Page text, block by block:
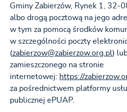
Gminy Zabierzów, Rynek 1, 32-
albo drogą pocztową na jego
w tym za pomocą środków
w szczególności poczty
(zabierzow@zabierzow.org.pl)
zamieszczonego na stronie
internetowej: https://
za pośrednictwem platformy
publicznej ePUAP.